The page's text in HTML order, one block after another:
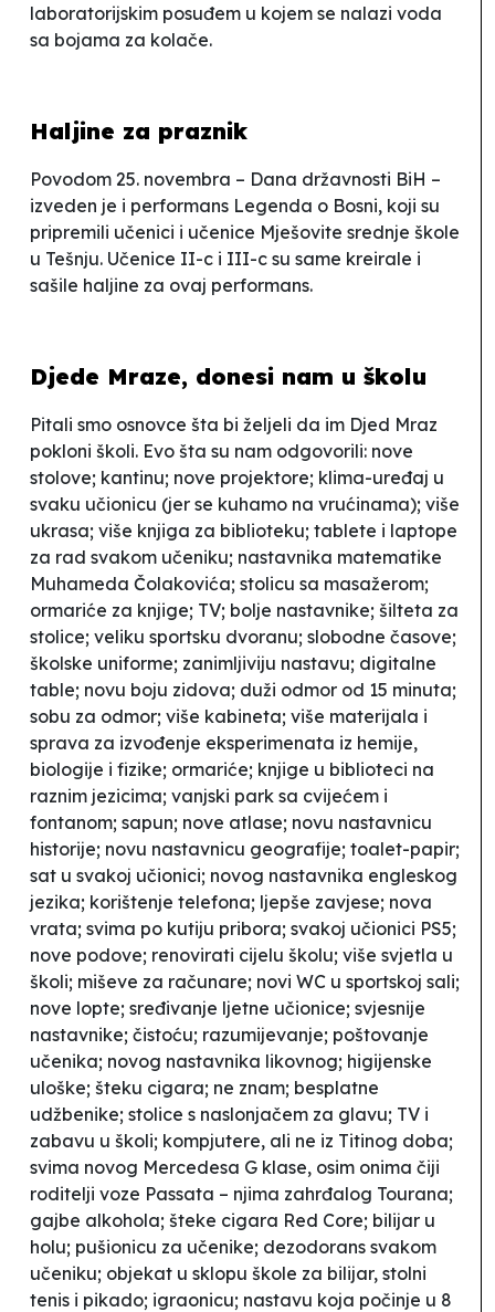
laboratorijskim posuđem u kojem se nalazi voda
sa bojama za kolače.
Haljine za praznik
Povodom 25. novembra – Dana državnosti BiH –
izveden je i performans Legenda o Bosni, koji su
pripremili učenici i učenice Mješovite srednje škole
u Tešnju. Učenice II-c i III-c su same kreirale i
sašile haljine za ovaj performans.
Djede Mraze, donesi nam u školu
Pitali smo osnovce šta bi željeli da im Djed Mraz
pokloni školi. Evo šta su nam odgovorili: nove
stolove; kantinu; nove projektore; klima-uređaj u
svaku učionicu (jer se kuhamo na vrućinama); više
ukrasa; više knjiga za biblioteku; tablete i laptope
za rad svakom učeniku; nastavnika matematike
Muhameda Čolakovića; stolicu sa masažerom;
ormariće za knjige; TV; bolje nastavnike; šilteta za
stolice; veliku sportsku dvoranu; slobodne časove;
školske uniforme; zanimljiviju nastavu; digitalne
table; novu boju zidova; duži odmor od 15 minuta;
sobu za odmor; više kabineta; više materijala i
sprava za izvođenje eksperimenata iz hemije,
biologije i fizike; ormariće; knjige u biblioteci na
raznim jezicima; vanjski park sa cvijećem i
fontanom; sapun; nove atlase; novu nastavnicu
historije; novu nastavnicu geografije; toalet-papir;
sat u svakoj učionici; novog nastavnika engleskog
jezika; korištenje telefona; ljepše zavjese; nova
vrata; svima po kutiju pribora; svakoj učionici PS5;
nove podove; renovirati cijelu školu; više svjetla u
školi; miševe za računare; novi WC u sportskoj sali;
nove lopte; sređivanje ljetne učionice; svjesnije
nastavnike; čistoću; razumijevanje; poštovanje
učenika; novog nastavnika likovnog; higijenske
uloške; šteku cigara; ne znam; besplatne
udžbenike; stolice s naslonjačem za glavu; TV i
zabavu u školi; kompjutere, ali ne iz Titinog doba;
svima novog Mercedesa G klase, osim onima čiji
roditelji voze Passata – njima zahrđalog Tourana;
gajbe alkohola; šteke cigara Red Core; bilijar u
holu; pušionicu za učenike; dezodorans svakom
učeniku; objekat u sklopu škole za bilijar, stolni
tenis i pikado; igraonicu; nastavu koja počinje u 8